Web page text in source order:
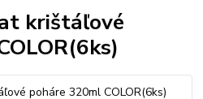
krištáľové